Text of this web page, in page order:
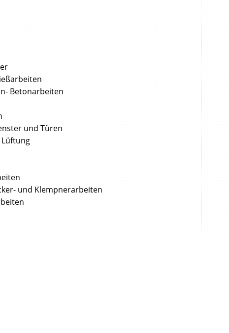
Betonarbeiten
und Türen
Lüftung
und Klempnerarbeiten